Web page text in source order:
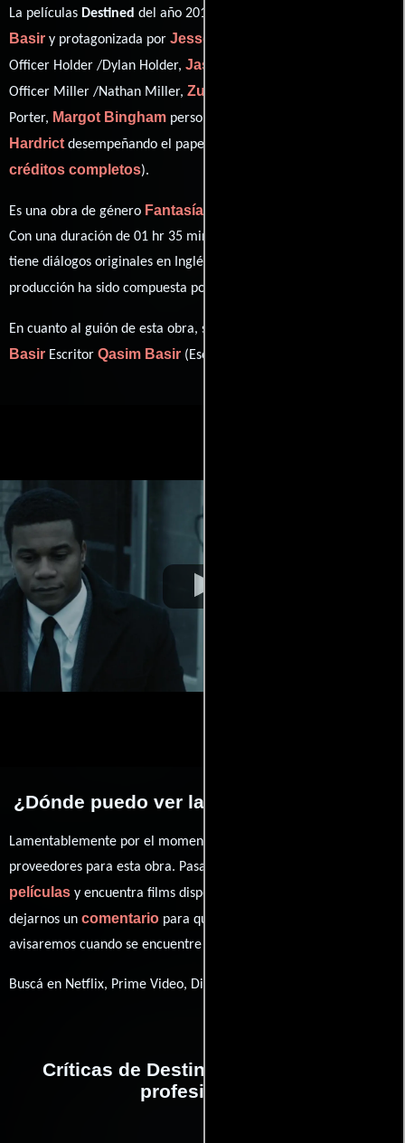
La películas Destined del año 2016, está dirigida por
Basir y protagonizada por Jesse Metcalfe
Officer Holder /Dylan Holder, Jason Dohring
Officer Miller /Nathan Miller, Zulay Henao
Porter, Margot Bingham personificando a Maya y
Hardrictdesempeñando el papel de Sheed /Rasheed (
créditos completos).
Es una obra de género Fantasía
Con una duración de 01 hr 35 min (95 minutos), esta película
tiene diálogos originales en Inglés
producción ha sido compuesta por
En cuanto al guión de esta obra, se encuentra a cargo de
Basir Escritor Qasim Basir (Escritor).
¿Dónde puedo ver la películas Destined?
Lamentablemente por el momento no contamos con enlaces a
proveedores para esta obra. Pasa por nuestro catálogo de
películas y encuentra films disponibles. También puedes
dejarnos un comentario para que le demos prioridad y te
avisaremos cuando se encuentre disponible
Buscá en Netflix, Prime Video, Disney+
Críticas de Destined realizadas por
profesionales